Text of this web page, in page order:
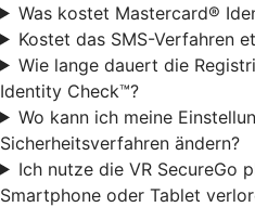
Was kostet Mastercard®
Kostet das SMS-Verfahren
Wie lange dauert die
Identity Check™?
Wo kann ich meine
Sicherheitsverfahren ändern?
Ich nutze die VR SecureGo
Smartphone oder Tablet